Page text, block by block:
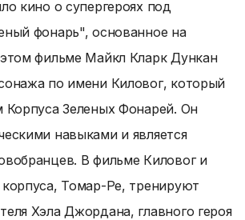
кино о супергероях под
фонарь", основанное на
фильме Майкл Кларк Дункан
по имени Киловог, который
Корпуса Зеленых Фонарей. Он
навыками и является
В фильме Киловог и
Томар-Ре, тренируют
Хэла Джордана, главного героя